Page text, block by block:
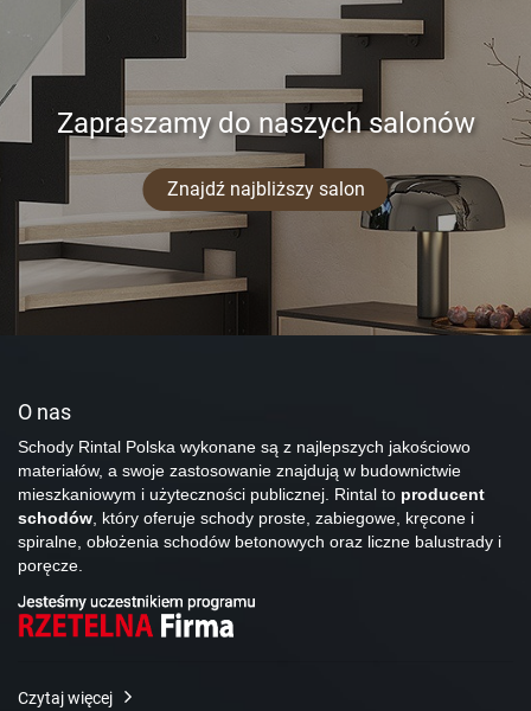
Zapraszamy do naszych salonów
Znajdź najbliższy salon
O nas
Schody Rintal Polska wykonane są z najlepszych jakościowo
materiałów, a swoje zastosowanie znajdują w budownictwie
mieszkaniowym i użyteczności publicznej. Rintal to producent
schodów, który oferuje schody proste, zabiegowe, kręcone i
spiralne, obłożenia schodów betonowych oraz liczne balustrady i
poręcze.
Czytaj więcej